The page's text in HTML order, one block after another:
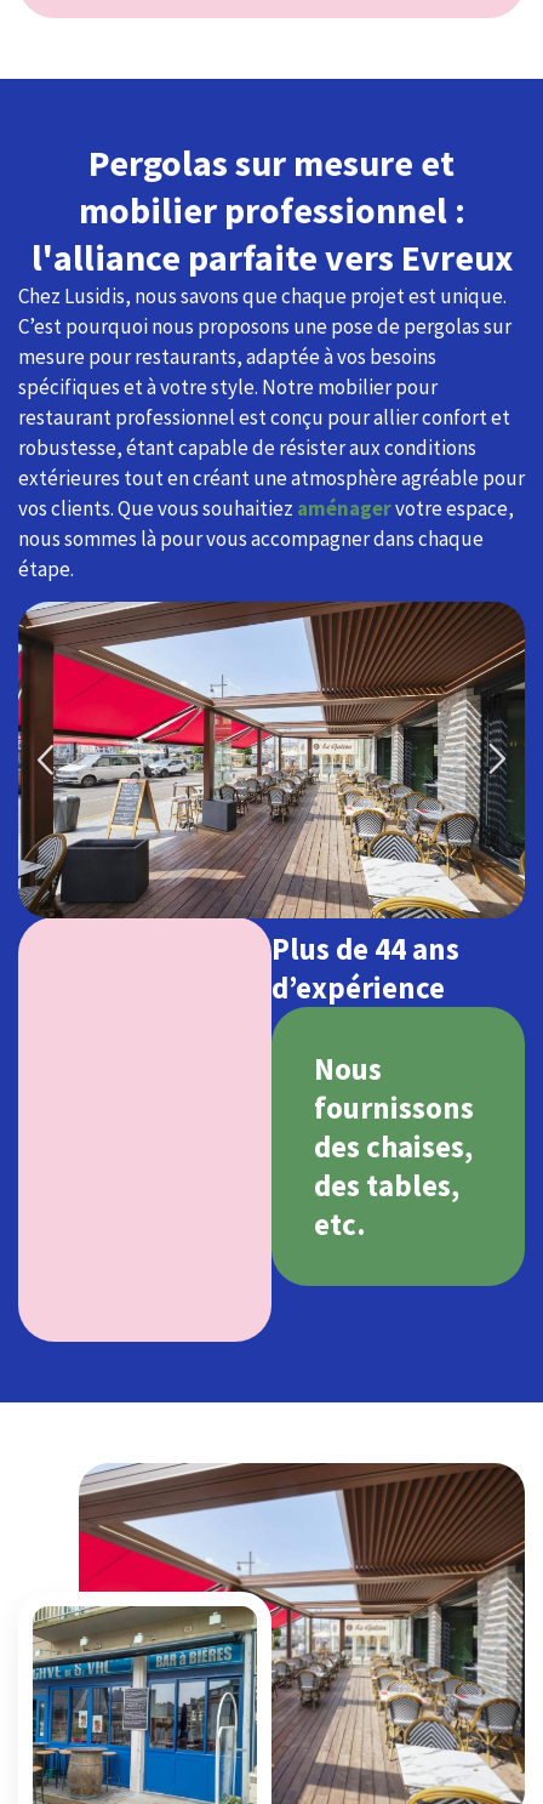
Pergolas sur mesure et
mobilier professionnel :
l'alliance parfaite vers Evreux
Chez Lusidis, nous savons que chaque projet est unique.
C’est pourquoi nous proposons une pose de pergolas sur
mesure pour restaurants, adaptée à vos besoins
spécifiques et à votre style. Notre mobilier pour
restaurant professionnel est conçu pour allier confort et
robustesse, étant capable de résister aux conditions
extérieures tout en créant une atmosphère agréable pour
vos clients. Que vous souhaitiez aménagervotre espace,
nous sommes là pour vous accompagner dans chaque
étape.
Plus de 44 ans
d’expérience
Nous
fournissons
des chaises,
des tables,
etc.